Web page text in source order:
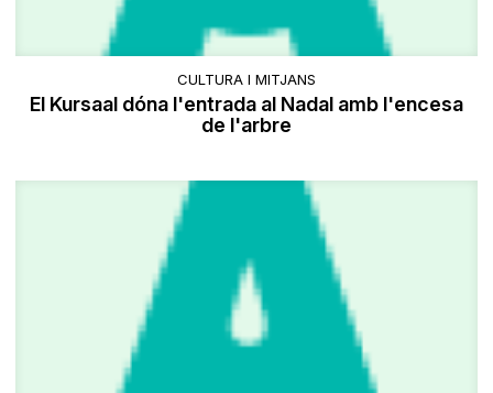
CULTURA I MITJANS
El Kursaal dóna l'entrada al Nadal amb l'encesa
de l'arbre